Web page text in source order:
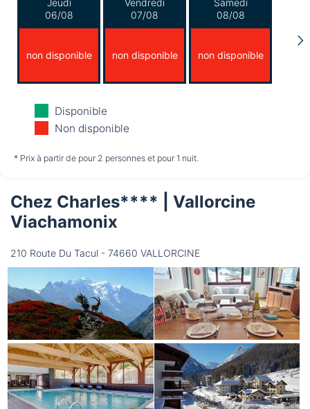
Jeudi
06/08
non disponible
Vendredi
07/08
non disponible
Samedi
08/08
non disponible
Dimanche
09/08
non disponible non disponible
Mercredi
non disponible
Disponible
Non disponible
* Prix à partir de pour 2 personnes et pour 1 nuit.
Chez Charles**** | Vallorcine
Viachamonix
210 Route Du Tacul - 74660 VALLORCINE